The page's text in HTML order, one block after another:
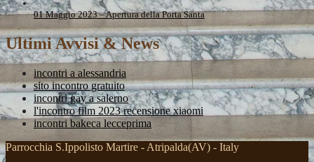
01 Maggio 2023 – Apertura della Porta Santa
Ultimi Avvisi & News
incontri a alessandria
sito incontro gratuito
incontri gay a salerno
l'incontro film 2023 recensione xiaomi
incontri bakeca lecceprima
Parrocchia S.Ippolisto Martire - Atripalda(AV) - Italy